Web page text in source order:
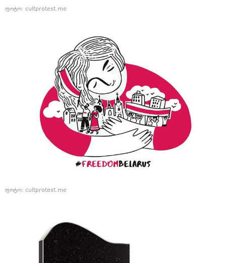
ფოტო: cultprotest.me
ფოტო: cultprotest.me